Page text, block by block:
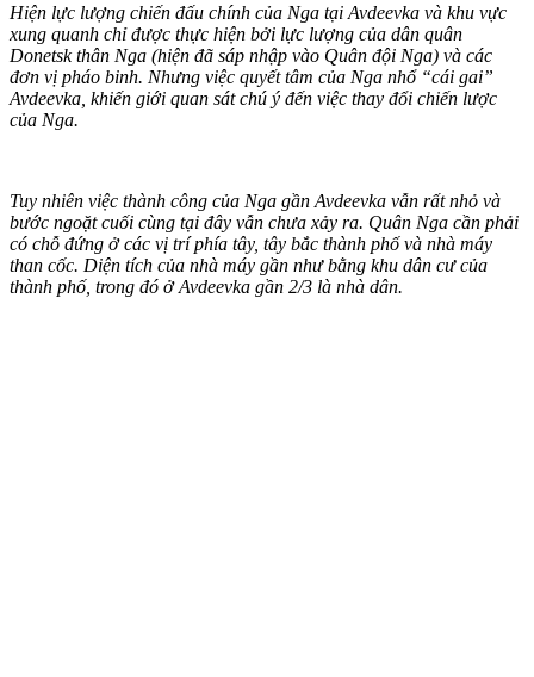
Hiện lực lượng chiến đấu chính của Nga tại Avdeevka và khu vực
xung quanh chỉ được thực hiện bởi lực lượng của dân quân
Donetsk thân Nga (hiện đã sáp nhập vào Quân đội Nga) và các
đơn vị pháo binh. Nhưng việc quyết tâm của Nga nhổ “cái gai”
Avdeevka, khiến giới quan sát chú ý đến việc thay đổi chiến lược
của Nga.
Tuy nhiên việc thành công của Nga gần Avdeevka vẫn rất nhỏ và
bước ngoặt cuối cùng tại đây vẫn chưa xảy ra. Quân Nga cần phải
có chỗ đứng ở các vị trí phía tây, tây bắc thành phố và nhà máy
than cốc. Diện tích của nhà máy gần như bằng khu dân cư của
thành phố, trong đó ở Avdeevka gần 2/3 là nhà dân.